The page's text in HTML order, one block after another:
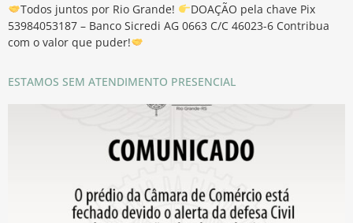
Todos juntos por Rio Grande!
DOAÇÃO pela chave Pix
53984053187 – Banco Sicredi AG 0663 C/C 46023-6 Contribua
com o valor que puder!
ESTAMOS SEM ATENDIMENTO PRESENCIAL